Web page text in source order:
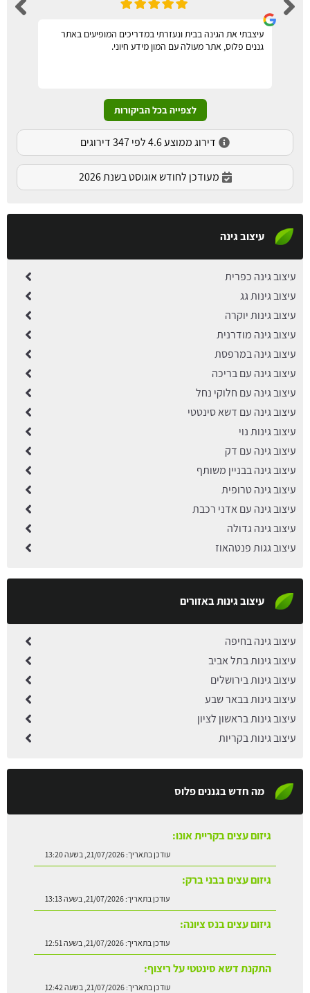
עיצבתי את הגינה בבית ונעזרתי במדריכים המופיעים באתר
גננים פלוס, אתר מעולה עם המון מידע חיוני.
לצפייה בכל הביקורות
דירוג ממוצע 4.6 לפי 347 דירוגים
מעודכן לחודש אוגוסט בשנת 2026
עיצוב גינה
עיצוב גינה כפרית
עיצוב גינות גג
עיצוב גינות יוקרה
עיצוב גינה מודרנית
עיצוב גינה במרפסת
עיצוב גינה עם בריכה
עיצוב גינה עם חלוקי נחל
עיצוב גינה עם דשא סינטטי
עיצוב גינות נוי
עיצוב גינה עם דק
עיצוב גינה בבניין משותף
עיצוב גינה טרופית
עיצוב גינה עם אדני רכבת
עיצוב גינה גדולה
עיצוב גגות פנטהאוז
עיצוב גינות באזורים
עיצוב גינה בחיפה
עיצוב גינות בתל אביב
עיצוב גינות בירושלים
עיצוב גינות בבאר שבע
עיצוב גינות בראשון לציון
עיצוב גינות בקריות
מה חדש בגננים פלוס
גיזום עצים בבני ברק:
גיזום עצים בנס ציונה:
התקנת דשא סינטטי על ריצוף:
עודכן בתאריך: